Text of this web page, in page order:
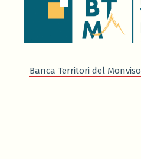
Banca Territori del Monviso